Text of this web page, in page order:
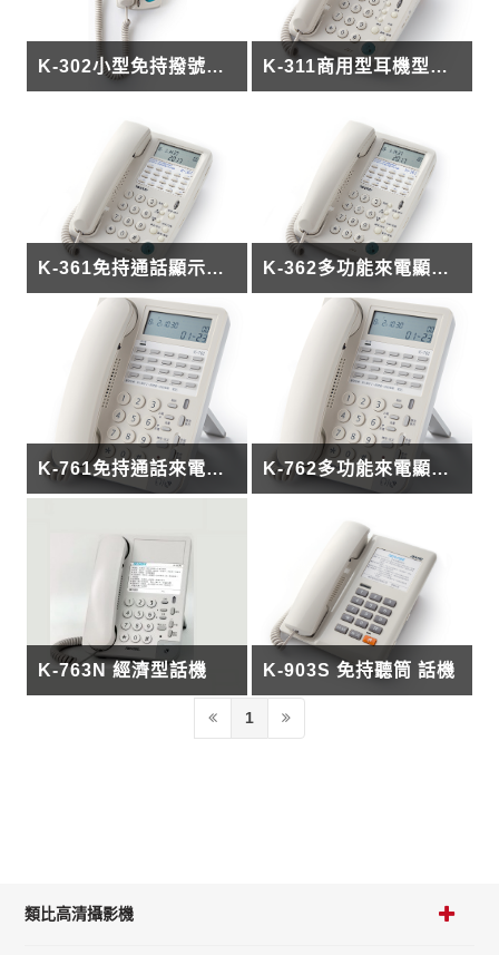
類比高清攝影機
K-302小型免持撥號話機 K-311商用型耳機型電話機
K-361免持通話顯示電話機 - 智慧熱線功能 K-362多功能來電顯示電話 - 智慧熱線功能
K-761免持通話來電顯示電話機 K-762多功能來電顯示話機
K-763N 經濟型話機 K-903S 免持聽筒 話機
1